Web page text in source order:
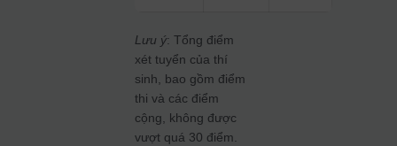
Lưu ý: Tổng điểm
xét tuyển của thí
sinh, bao gồm điểm
thi và các điểm
cộng, không được
vượt quá 30 điểm.